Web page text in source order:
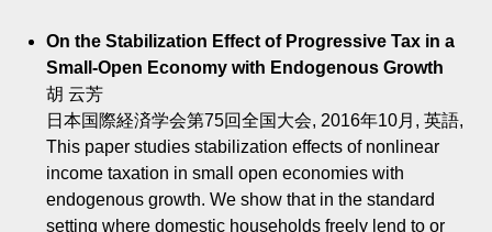
On the Stabilization Effect of Progressive Tax in a
Small-Open Economy with Endogenous Growth
胡 云芳
日本国際経済学会第75回全国大会, 2016年10月, 英語,
This paper studies stabilization effects of nonlinear
income taxation in small open economies with
endogenous growth. We show that in the standard
setting where domestic households freely lend to or